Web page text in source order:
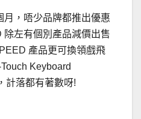
月，唔少品牌都推出優惠
左有個別產品減價出售
產品更可換領戲飛
Touch Keyboard
計落都有著數呀!